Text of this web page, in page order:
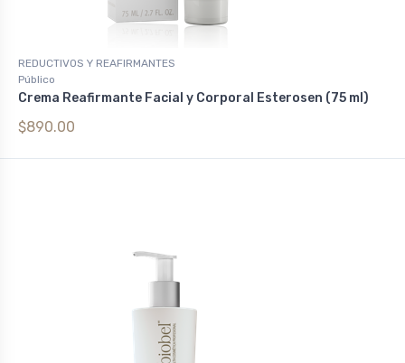
REDUCTIVOS Y REAFIRMANTES
Público
Crema Reafirmante Facial y Corporal Esterosen (75 ml)
$890.00